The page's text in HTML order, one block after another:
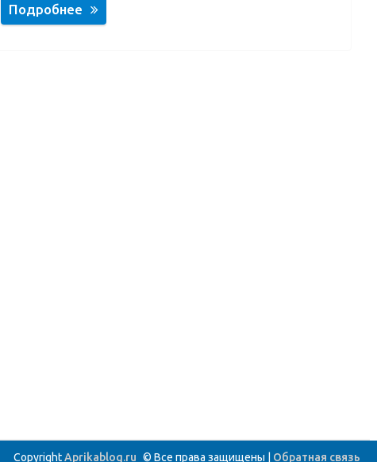
Подробнее
CopyrightAprikablog.ru © Все права защищены | Обратная связь